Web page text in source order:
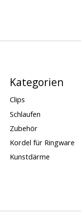
Kategorien
Clips
Schlaufen
Zubehör
Kordel für Ringware
Kunstdärme